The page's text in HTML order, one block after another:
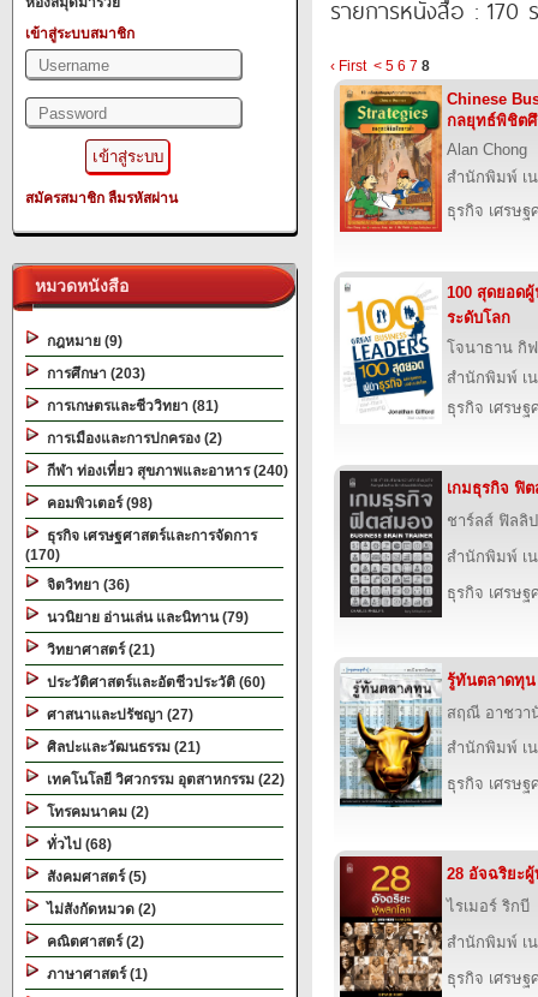
เข้าสู่ระบบสมาชิก
สมัครสมาชิก ลืมรหัสผ่าน
หมวดหนังสือ
กฎหมาย (9)
การศึกษา (203)
การเกษตรและชีววิทยา (81)
การเมืองและการปกครอง (2)
กีฬา ท่องเที่ยว สุขภาพและอาหาร (240)
คอมพิวเตอร์ (98)
ธุรกิจ เศรษฐศาสตร์และการจัดการ
(170)
จิตวิทยา (36)
นวนิยาย อ่านเล่น และนิทาน (79)
วิทยาศาสตร์ (21)
ประวัติศาสตร์และอัตชีวประวัติ (60)
ศาสนาและปรัชญา (27)
ศิลปะและวัฒนธรรม (21)
เทคโนโลยี วิศวกรรม อุตสาหกรรม (22)
โทรคมนาคม (2)
ทั่วไป (68)
สังคมศาสตร์ (5)
ไม่สังกัดหมวด (2)
คณิตศาสตร์ (2)
ภาษาศาสตร์ (1)
รายการหนังสือ : 170
‹ First < 5 6 7 8
Chinese
กลยุทธ์พิชิตศึ
Alan Chong
สำนักพิมพ์ เ
ธุรกิจ เศรษฐ
100 สุดยอด
ระดับโลก
โจนาธาน กิ
สำนักพิมพ์ เ
ธุรกิจ เศรษฐ
เกมธุรกิจ ฟิ
ชาร์ลส์ ฟิลลิ
สำนักพิมพ์ เ
ธุรกิจ เศรษฐ
รู้ทันตลาดทุน
สฤณี อาชวา
สำนักพิมพ์ เ
ธุรกิจ เศรษฐ
28 อัจฉริยะ
ไรเมอร์ ริกบี
สำนักพิมพ์ เ
ธุรกิจ เศรษฐ